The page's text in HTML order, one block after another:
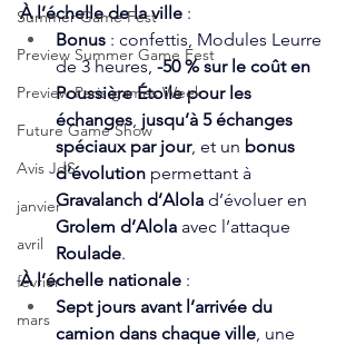
Summer Game Fest
Preview Summer Game Fest
Preview Paris games Week
Future Game Show
Avis JdS
janvier
avril
fevrier
mars
À l’échelle de la ville :
Bonus : confettis, Modules Leurre
de 3 heures, -50 % sur le coût en
Poussière Étoile pour les
échanges jusqu’à 5 échanges
spéciaux par jour, et un bonus
d’évolution permettant à
Gravalanch d’Alola d’évoluer en
Grolem d’Alola avec l’attaque
Roulade.
À l’échelle nationale :
Sept jours avant l’arrivée du
camion dans chaque ville , une